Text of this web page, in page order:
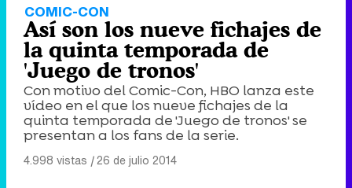
COMIC-CON
Así son los nueve fichajes de
la quinta temporada de
'Juego de tronos'
Con motivo del Comic-Con, HBO lanza este
vídeo en el que los nueve fichajes de la
quinta temporada de 'Juego de tronos' se
presentan a los fans de la serie.
4.998 vistas |26 de julio 2014